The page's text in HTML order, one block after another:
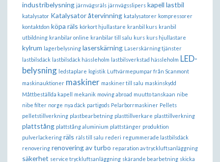
industribelysning järnvägsräls järnvägsslipers kapell lastbil
katalysator Katalysator återvinning katalysatorer kompressorer
kontaktdon köpa räls körkort hjullastare kranbil kurs kranbil
utbildning kranbilar online kranbilar till salu kurs kurs hjullastare
kylrum lagerbelysning laserskärning Laserskärning tjänster
lastbilsdäck lastbilsdäck hässleholm lastbilsverkstad hässleholm LED-
belysning ledstaplare logistik Luftvärmepumpar från Scanmont
maskinauktioner maskiner maskiner till salu maskinskydd
Måttbeställda kapell
mekanik moving abroad muutto tanskaan nibe
nibe filter norge nya däck partigods Pelarborrmaskiner Pellets
pelletstillverkning plastbearbetning plasttillverkare plasttillverkning
plattstång plattstång aluminium plattstänger produktion
pulverlackering räls räls till salu rederi regummerade lastbilsdäck
renovering renovering av turbo reparation av tryckluftsanläggning
säkerhet service tryckluftsanläggning skärande bearbetning skicka